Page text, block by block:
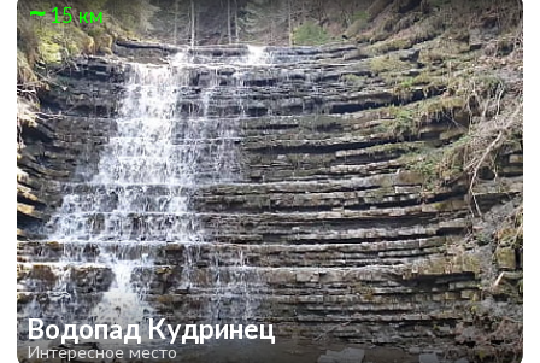
15 км
Водопад Кудринец
Интересное место